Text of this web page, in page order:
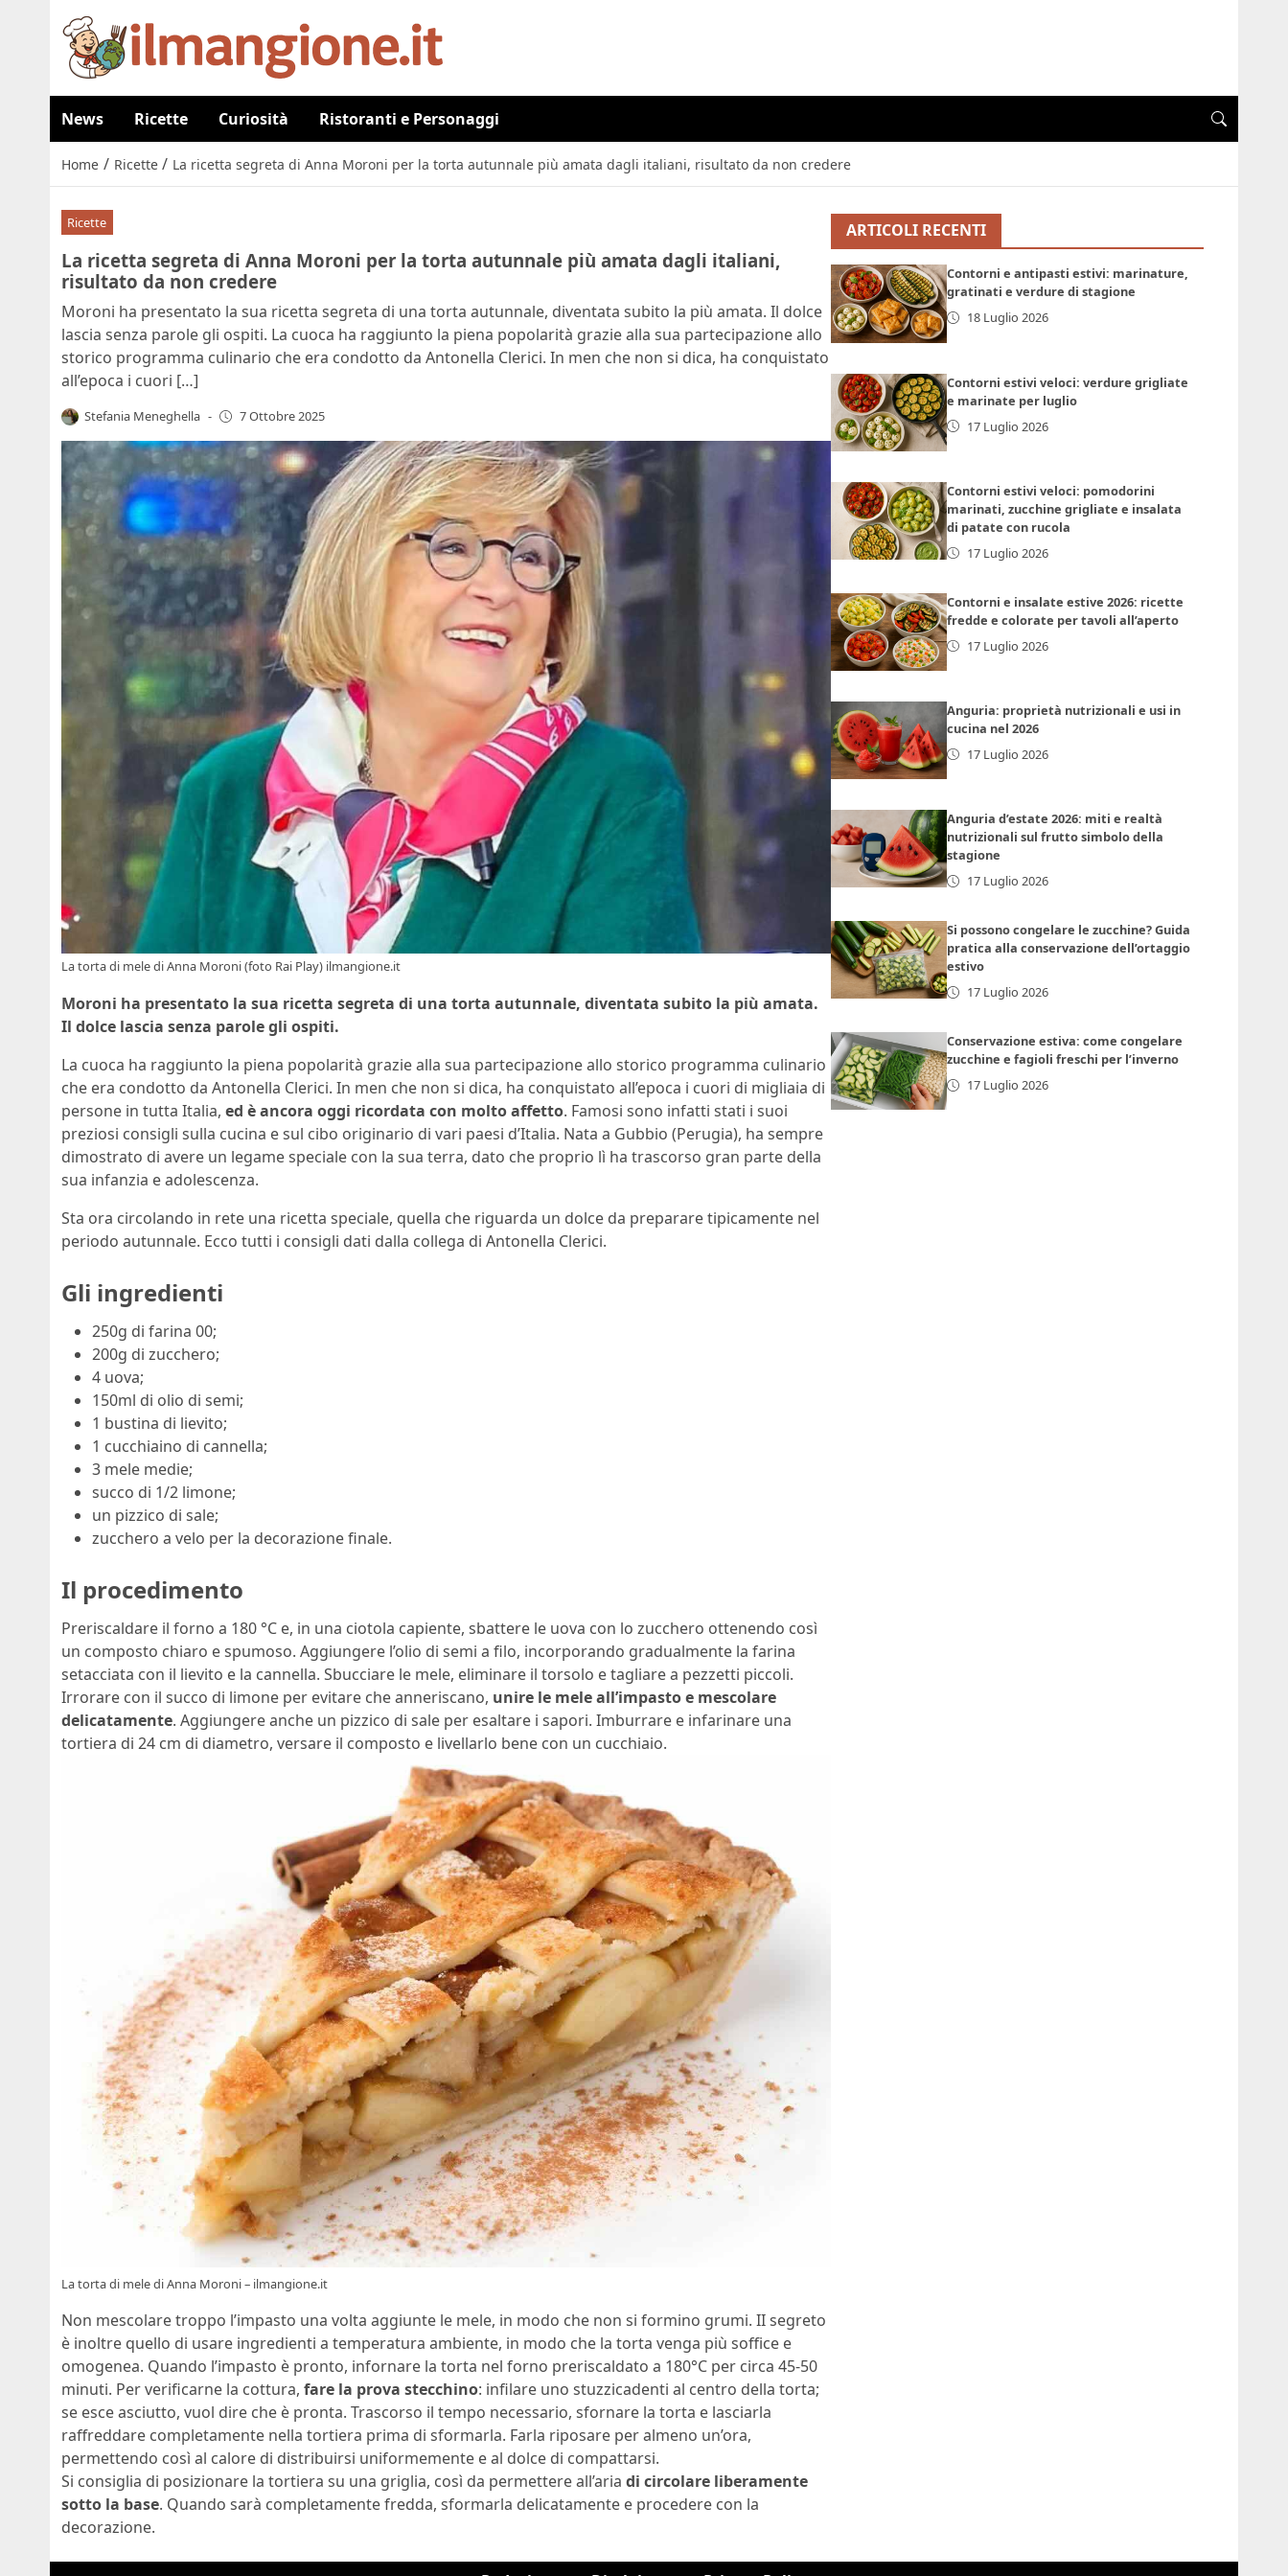
News Ricette Curiosità Ristoranti e Personaggi
Home / Ricette / La ricetta segreta di Anna Moroni per la torta autunnale più amata dagli italiani, risultato da non credere
Ricette
La ricetta segreta di Anna Moroni per la torta autunnale più amata dagli italiani,
risultato da non credere
Moroni ha presentato la sua ricetta segreta di una torta autunnale, diventata subito la più amata. Il dolce
lascia senza parole gli ospiti. La cuoca ha raggiunto la piena popolarità grazie alla sua partecipazione allo
storico programma culinario che era condotto da Antonella Clerici. In men che non si dica, ha conquistato
all’epoca i cuori […]
Stefania Meneghella - 7 Ottobre 2025
La torta di mele di Anna Moroni (foto Rai Play) ilmangione.it
Moroni ha presentato la sua ricetta segreta di una torta autunnale, diventata subito la più amata.
Il dolce lascia senza parole gli ospiti.
La cuoca ha raggiunto la piena popolarità grazie alla sua partecipazione allo storico programma culinario
che era condotto da Antonella Clerici. In men che non si dica, ha conquistato all’epoca i cuori di migliaia di
persone in tutta Italia, ed è ancora oggi ricordata con molto affetto. Famosi sono infatti stati i suoi
preziosi consigli sulla cucina e sul cibo originario di vari paesi d’Italia. Nata a Gubbio (Perugia), ha sempre
dimostrato di avere un legame speciale con la sua terra, dato che proprio lì ha trascorso gran parte della
sua infanzia e adolescenza.
Sta ora circolando in rete una ricetta speciale, quella che riguarda un dolce da preparare tipicamente nel
periodo autunnale. Ecco tutti i consigli dati dalla collega di Antonella Clerici.
Gli ingredienti
250g di farina 00;
200g di zucchero;
4 uova;
150ml di olio di semi;
1 bustina di lievito;
1 cucchiaino di cannella;
3 mele medie;
succo di 1/2 limone;
un pizzico di sale;
zucchero a velo per la decorazione finale.
Il procedimento
Preriscaldare il forno a 180 °C e, in una ciotola capiente, sbattere le uova con lo zucchero ottenendo così
un composto chiaro e spumoso. Aggiungere l’olio di semi a filo, incorporando gradualmente la farina
setacciata con il lievito e la cannella. Sbucciare le mele, eliminare il torsolo e tagliare a pezzetti piccoli.
Irrorare con il succo di limone per evitare che anneriscano, unire le mele all’impasto e mescolare
delicatamente. Aggiungere anche un pizzico di sale per esaltare i sapori. Imburrare e infarinare una
tortiera di 24 cm di diametro, versare il composto e livellarlo bene con un cucchiaio.
La torta di mele di Anna Moroni – ilmangione.it
Non mescolare troppo l’impasto una volta aggiunte le mele, in modo che non si formino grumi. II segreto
è inoltre quello di usare ingredienti a temperatura ambiente, in modo che la torta venga più soffice e
omogenea. Quando l’impasto è pronto, infornare la torta nel forno preriscaldato a 180°C per circa 45-50
minuti. Per verificarne la cottura, fare la prova stecchino: infilare uno stuzzicadenti al centro della torta;
se esce asciutto, vuol dire che è pronta. Trascorso il tempo necessario, sfornare la torta e lasciarla
raffreddare completamente nella tortiera prima di sformarla. Farla riposare per almeno un’ora,
permettendo così al calore di distribuirsi uniformemente e al dolce di compattarsi.
Si consiglia di posizionare la tortiera su una griglia, così da permettere all’aria di circolare liberamente
sotto la base. Quando sarà completamente fredda, sformarla delicatamente e procedere con la
decorazione.
ARTICOLI RECENTI
Contorni e antipasti estivi: marinature,
gratinati e verdure di stagione
18 Luglio 2026
Contorni estivi veloci: verdure grigliate
e marinate per luglio
17 Luglio 2026
Contorni estivi veloci: pomodorini
marinati, zucchine grigliate e insalata
di patate con rucola
17 Luglio 2026
Contorni e insalate estive 2026: ricette
fredde e colorate per tavoli all’aperto
17 Luglio 2026
Anguria: proprietà nutrizionali e usi in
cucina nel 2026
17 Luglio 2026
Anguria d’estate 2026: miti e realtà
nutrizionali sul frutto simbolo della
stagione
17 Luglio 2026
Si possono congelare le zucchine? Guida
pratica alla conservazione dell’ortaggio
estivo
17 Luglio 2026
Conservazione estiva: come congelare
zucchine e fagioli freschi per l’inverno
17 Luglio 2026